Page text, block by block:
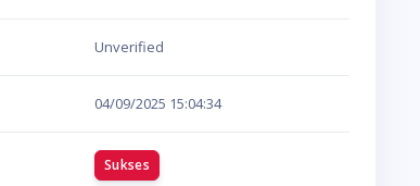
Unverified
04/09/2025 15:04:34
Sukses